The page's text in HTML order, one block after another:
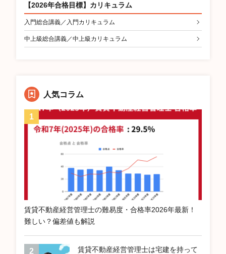
【2026年合格目標】カリキュラム
入門総合講義／入門カリキュラム
中上級総合講義／中上級カリキュラム
人気コラム
賃貸不動産経営管理士の難易度・合格率2026年最新！
難しい？偏差値も解説
賃貸不動産経営管理士は宅建を持って